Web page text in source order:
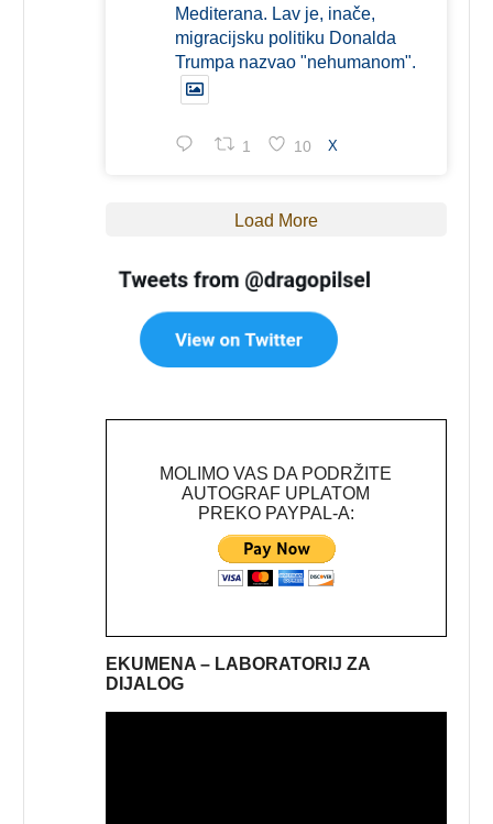
Mediterana. Lav je, inače,
migracijsku politiku Donalda
Trumpa nazvao "nehumanom".
1 10 X
Load More
MOLIMO VAS DA PODRŽITE
AUTOGRAF UPLATOM
PREKO PAYPAL-A:
EKUMENA – LABORATORIJ ZA
DIJALOG